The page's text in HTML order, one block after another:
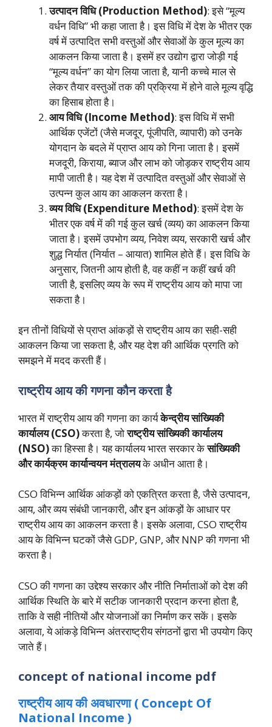
उत्पादन विधि (Production Method): इसे “मूल्य
वर्धन विधि” भी कहा जाता है। इस विधि में देश के भीतर एक
वर्ष में उत्पादित सभी वस्तुओं और सेवाओं के कुल मूल्य का
आकलन किया जाता है। इसमें हर उद्योग द्वारा जोड़ी गई
“मूल्य वर्धन” का योग लिया जाता है, यानी कच्चे माल से
लेकर तैयार वस्तुओं तक की प्रक्रिया में होने वाले मूल्य वृद्धि
का हिसाब होता है।
आय विधि (Income Method): इस विधि में सभी
आर्थिक एजेंटों (जैसे मजदूर, पूंजीपति, व्यापारी) को उनके
योगदान के बदले में प्राप्त आय को गिना जाता है। इसमें
मजदूरी, किराया, ब्याज और लाभ को जोड़कर राष्ट्रीय आय
मापी जाती है। यह देश में उत्पादित वस्तुओं और सेवाओं से
उत्पन्न कुल आय का आकलन करता है।
व्यय विधि (Expenditure Method): इसमें देश के
भीतर एक वर्ष में की गई कुल खर्च (व्यय) का आकलन किया
जाता है। इसमें उपभोग व्यय, निवेश व्यय, सरकारी खर्च और
शुद्ध निर्यात (निर्यात – आयात) शामिल होते हैं। इस विधि के
अनुसार, जितनी आय होती है, वह कहीं न कहीं खर्च की
जाती है, इसलिए व्यय के रूप में राष्ट्रीय आय को मापा जा
सकता है।
इन तीनों विधियों से प्राप्त आंकड़ों से राष्ट्रीय आय का सही-सही
आकलन किया जा सकता है, और यह देश की आर्थिक प्रगति को
समझने में मदद करती हैं।
राष्ट्रीय आय की गणना कौन करता है
भारत में राष्ट्रीय आय की गणना का कार्यकेन्द्रीय सांख्यिकी
कार्यालय (CSO)करता है, जोराष्ट्रीय सांख्यिकी कार्यालय
(NSO)का हिस्सा है। यह कार्यालय भारत सरकार केसांख्यिकी
और कार्यक्रम कार्यान्वयन मंत्रालयके अधीन आता है।
CSO विभिन्न आर्थिक आंकड़ों को एकत्रित करता है, जैसे उत्पादन,
आय, और व्यय संबंधी जानकारी, और इन आंकड़ों के आधार पर
राष्ट्रीय आय का आकलन करता है। इसके अलावा, CSO राष्ट्रीय
आय के विभिन्न घटकों जैसे GDP, GNP, और NNP की गणना भी
करता है।
CSO की गणना का उद्देश्य सरकार और नीति निर्माताओं को देश की
आर्थिक स्थिति के बारे में सटीक जानकारी प्रदान करना होता है,
ताकि वे सही नीतियों और योजनाओं का निर्माण कर सकें। इसके
अलावा, ये आंकड़े विभिन्न अंतरराष्ट्रीय संगठनों द्वारा भी उपयोग किए
जाते हैं।
concept of national income pdf
राष्ट्रीय आय की अवधारणा ( Concept Of
National Income )